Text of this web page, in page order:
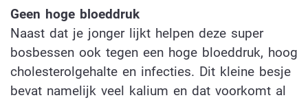
Geen hoge bloeddruk
Naast dat je jonger lijkt helpen deze super
bosbessen ook tegen een hoge bloeddruk, hoog
cholesterolgehalte en infecties. Dit kleine besje
bevat namelijk veel kalium en dat voorkomt al